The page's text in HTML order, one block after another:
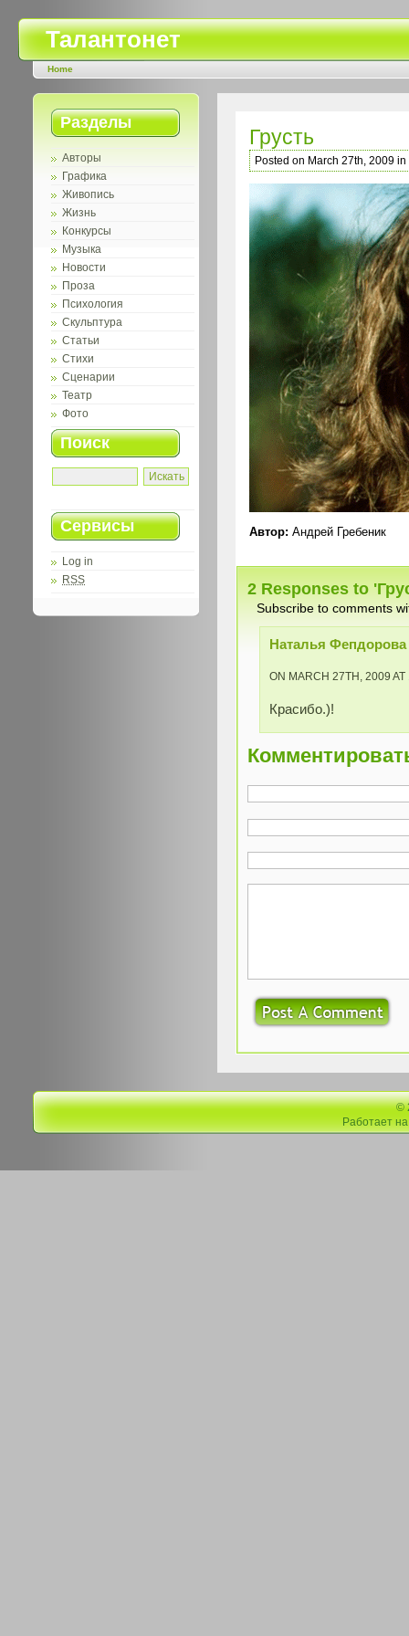
Талантонет
Home
Разделы
Авторы
Графика
Живопись
Жизнь
Конкурсы
Музыка
Новости
Проза
Психология
Скульптура
Статьи
Стихи
Сценарии
Театр
Фото
Поиск
Сервисы
Log in
RSS
Грусть
Posted on March 27th, 2009 in
Автор: Андрей Гребеник
2 Responses to
Subscribe to comments
Наталья Фепдорова
ON MARCH 27TH, 2009 AT
Красибо.)!
©
Работает